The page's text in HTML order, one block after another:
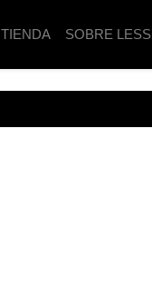
TIENDA SOBRE LESS